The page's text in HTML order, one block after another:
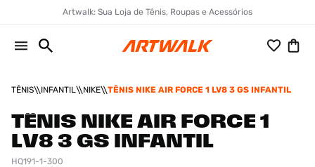
Artwalk: Sua Loja de Tênis, Roupas e Acessórios
TÊNIS INFANTIL NIKE TÊNIS NIKE AIR FORCE 1 LV8 3 GS INFANTIL
TÊNIS NIKE AIR FORCE 1
LV8 3 GS INFANTIL
HQ191-1-300